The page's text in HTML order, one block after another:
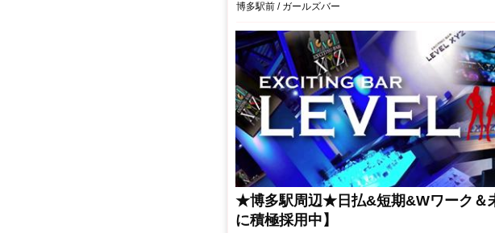
博多駅前 / ガールズバー
★博多駅周辺★日払&短期&Wワーク＆
に積極採用中】